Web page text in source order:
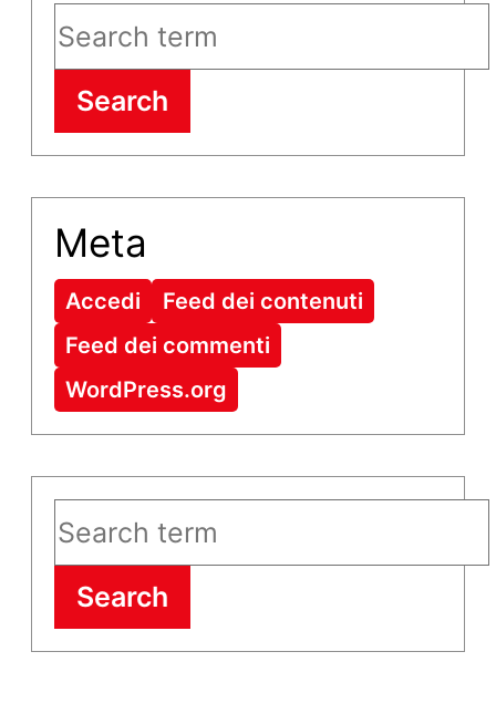
Search
Meta
Accedi
Feed dei contenuti
Feed dei commenti
WordPress.org
Search